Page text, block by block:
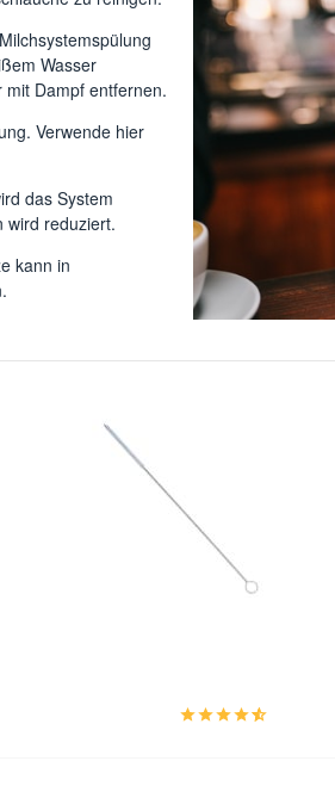
Wasser
Dampf entfernen.
Verwende hier
das System
wird reduziert.
kann in